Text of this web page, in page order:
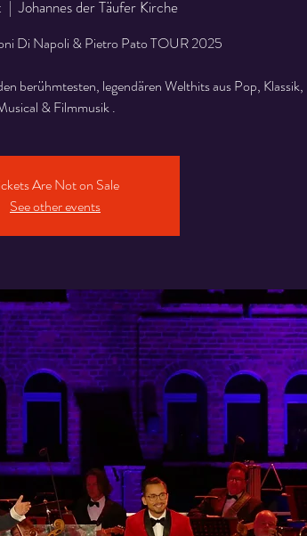
  |
Johannes der Täufer Kirche
Di Napoli & Pietro Pato TOUR 2025
berühmtesten, legendären Welthits aus Pop, Klassik,
& Filmmusik .
Are Not on Sale
See other events